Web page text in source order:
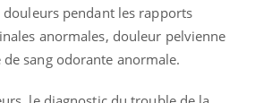
pendant les rapports
anormales, douleur pelvienne
sang odorante anormale.